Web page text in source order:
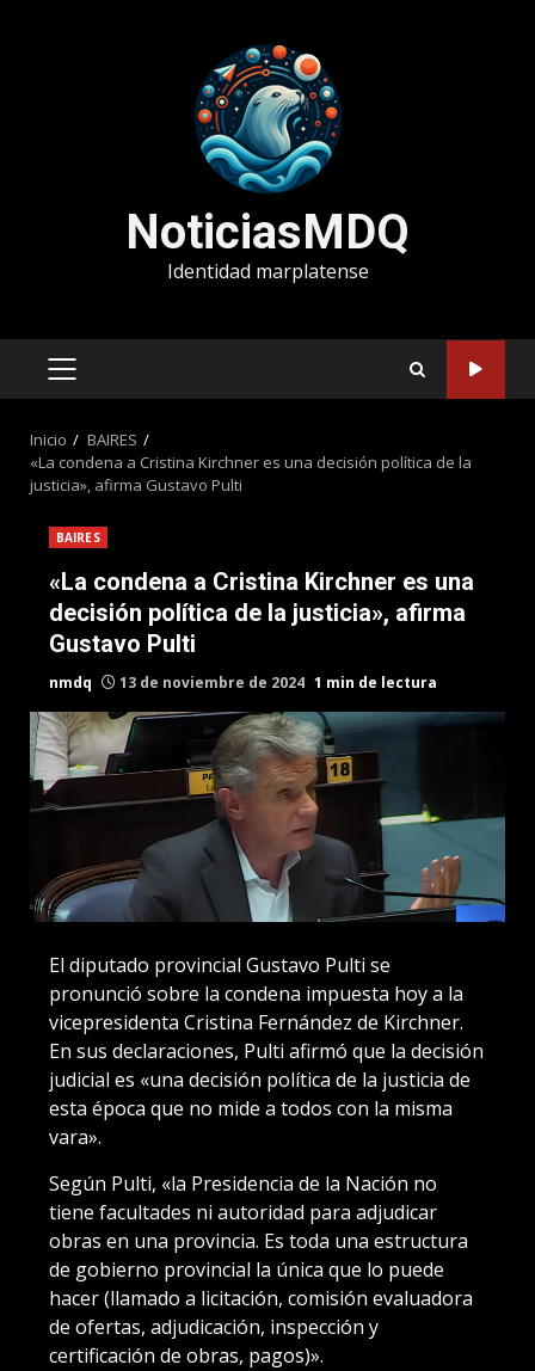
NoticiasMDQ
Identidad marplatense
MENÚ
Inicio
BAIRES
«La condena a Cristina Kirchner es una decisión política de la
justicia», afirma Gustavo Pulti
BAIRES
«La condena a Cristina Kirchner es una
decisión política de la justicia», afirma
Gustavo Pulti
nmdq 13 de noviembre de 2024 1 min de lectura
El diputado provincial Gustavo Pulti se
pronunció sobre la condena impuesta hoy a la
vicepresidenta Cristina Fernández de Kirchner.
En sus declaraciones, Pulti afirmó que la decisión
judicial es «una decisión política de la justicia de
esta época que no mide a todos con la misma
vara».
Según Pulti, «la Presidencia de la Nación no
tiene facultades ni autoridad para adjudicar
obras en una provincia. Es toda una estructura
de gobierno provincial la única que lo puede
hacer (llamado a licitación, comisión evaluadora
de ofertas, adjudicación, inspección y
certificación de obras, pagos)».